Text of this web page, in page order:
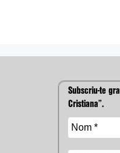
Subscriu-te
Cristiana”.